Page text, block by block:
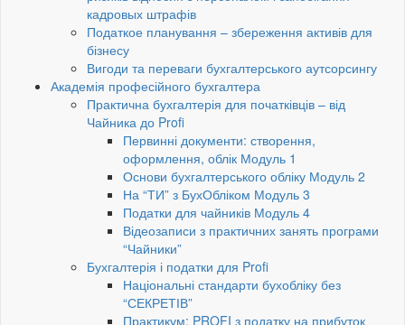
кадровых штрафів
Податкое планування – збереження активів для
бізнесу
Вигоди та переваги бухгалтерського аутсорсингу
Академія професійного бухгалтера
Практична бухгалтерія для початківців – від
Чайника до Profi
Первинні документи: створення,
оформлення, облік Модуль 1
Основи бухгалтерського обліку Модуль 2
На “ТИ” з БухОбліком Модуль 3
Податки для чайників Модуль 4
Відеозаписи з практичних занять програми
“Чайники”
Бухгалтерія і податки для Profi
Національні стандарти бухобліку без
“СЕКРЕТІВ”
Практикум: PROFI з податку на прибуток